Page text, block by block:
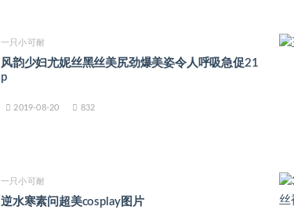
一只小可耐
风韵少妇尤妮丝黑丝美尻劲爆美姿令人呼吸急促21
p
2019-08-20 832
一只小可耐
逆水寒素问超美cosplay图片